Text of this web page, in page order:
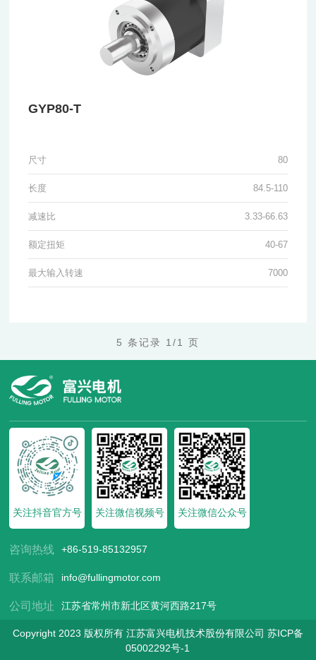
GYP80-T
尺寸 80
长度 84.5-110
减速比 3.33-66.63
额定扭矩 40-67
最大输入转速 7000
5 条记录 1/1 页
关注抖音官方号 关注微信视频号 关注微信公众号
咨询热线 +86-519-85132957
联系邮箱 info@fullingmotor.com
公司地址 江苏省常州市新北区黄河西路217号
Copyright 2023 版权所有 江苏富兴电机技术股份有限公司 苏ICP备
05002292号-1